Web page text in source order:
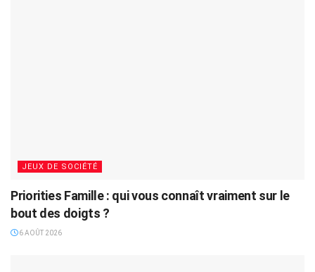
JEUX DE SOCIÉTÉ
Priorities Famille : qui vous connaît vraiment sur le
bout des doigts ?
6 AOÛT 2026